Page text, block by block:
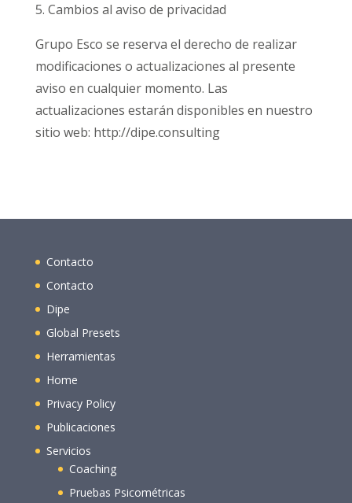
5. Cambios al aviso de privacidad
Grupo Esco se reserva el derecho de realizar
modificaciones o actualizaciones al presente
aviso en cualquier momento. Las
actualizaciones estarán disponibles en nuestro
sitio web: http://dipe.consulting
Contacto
Contacto
Dipe
Global Presets
Herramientas
Home
Privacy Policy
Publicaciones
Servicios
Coaching
Pruebas Psicométricas